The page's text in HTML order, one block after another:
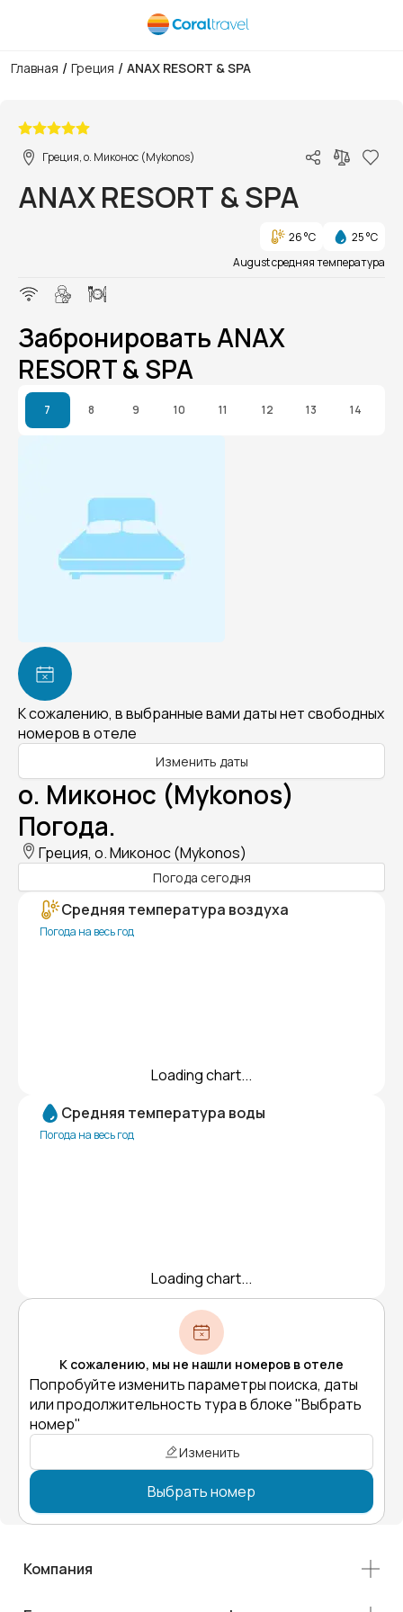
Главная / Греция / ANAX RESORT & SPA
Греция, о. Миконос (Mykonos)
ANAX RESORT & SPA
26 °C
25 °C
August средняя температура
Забронировать ANAX
RESORT & SPA
7 8 9 10 11 12 13 14
К сожалению, в выбранные вами даты нет свободных
номеров в отеле
Изменить даты
о. Миконос (Mykonos)
Погода.
Греция, о. Миконос (Mykonos)
Погода сегодня
Средняя температура воздуха
Погода на весь год
Loading chart...
Средняя температура воды
Погода на весь год
Loading chart...
К сожалению, мы не нашли номеров в отеле
Попробуйте изменить параметры поиска, даты
или продолжительность тура в блоке "Выбрать
номер"
Изменить
Выбрать номер
Компания